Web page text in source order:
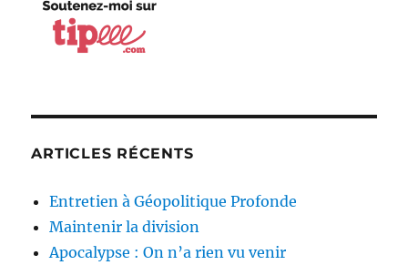
ARTICLES RÉCENTS
Entretien à Géopolitique Profonde
Maintenir la division
Apocalypse : On n’a rien vu venir